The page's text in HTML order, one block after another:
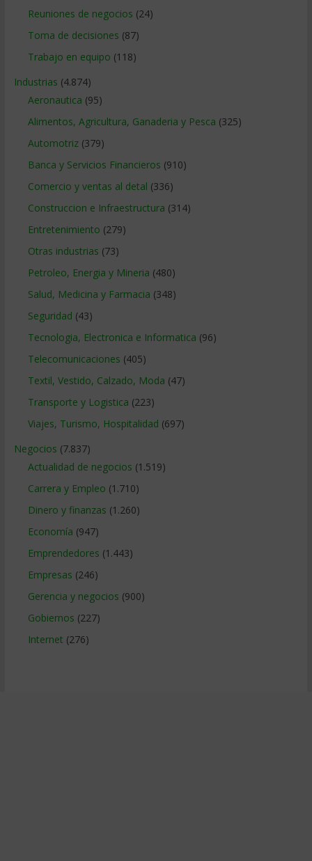
Reuniones de negocios (24)
Toma de decisiones (87)
Trabajo en equipo (118)
Industrias (4.874)
Aeronautica (95)
Alimentos, Agricultura, Ganaderia y Pesca (325)
Automotriz(379)
Banca y Servicios Financieros (910)
Comercio y ventas al detal (336)
Construccion e Infraestructura (314)
Entretenimiento (279)
Otras industrias (73)
Petroleo, Energia y Mineria (480)
Salud, Medicina y Farmacia (348)
Seguridad (43)
Tecnologia, Electronica e Informatica (96)
Telecomunicaciones (405)
Textil, Vestido, Calzado, Moda (47)
Transporte y Logistica (223)
Viajes, Turismo, Hospitalidad (697)
Negocios (7.837)
Actualidad de negocios (1.519)
Carrera y Empleo (1.710)
Dinero y finanzas (1.260)
Economía (947)
Emprendedores (1.443)
Empresas (246)
Gerencia y negocios (900)
Gobiernos (227)
Internet (276)